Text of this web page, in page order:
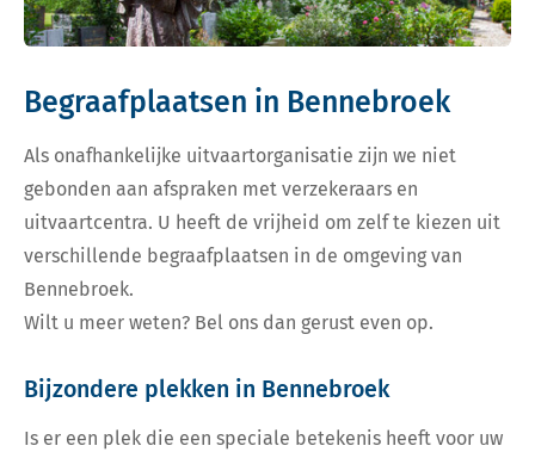
Begraafplaatsen in Bennebroek
Als onafhankelijke uitvaartorganisatie zijn we niet
gebonden aan afspraken met verzekeraars en
uitvaartcentra. U heeft de vrijheid om zelf te kiezen uit
verschillende begraafplaatsen in de omgeving van
Bennebroek.
Wilt u meer weten? Bel ons dan gerust even op.
Bijzondere plekken in Bennebroek
Is er een plek die een speciale betekenis heeft voor uw